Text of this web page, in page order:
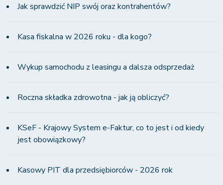
Jak sprawdzić NIP swój oraz kontrahentów?
Kasa fiskalna w 2026 roku - dla kogo?
Wykup samochodu z leasingu a dalsza odsprzedaż
Roczna składka zdrowotna - jak ją obliczyć?
KSeF - Krajowy System e-Faktur, co to jest i od kiedy
jest obowiązkowy?
Kasowy PIT dla przedsiębiorców - 2026 rok